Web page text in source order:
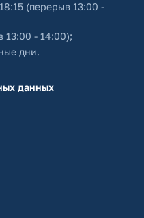
(перерыв 13:00 -
13:00 - 14:00);
дни.
данных